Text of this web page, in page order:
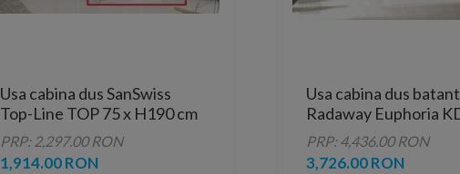
Usa cabina dus SanSwiss
Top-Line TOP 75 x H190 cm
PRP: 2,297.00 RON
1,914.00 RON
Usa cabina dus
Radaway Euphoria
90x200 cm deschidere
dreapta
PRP: 4,436.00 RON
3,726.00 RON